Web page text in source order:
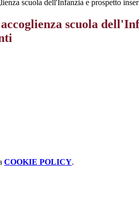
scuola dell'Infanzia e prospetto
scuola
COOKIE POLICY.